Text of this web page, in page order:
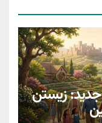
جدید: زیستن